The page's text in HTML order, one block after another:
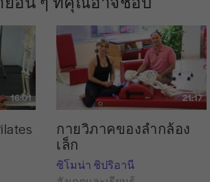
16:01 21:17
กายวิภาคของลำกล้อง
เล็ก
ซิโมน่า ชิปริอานี